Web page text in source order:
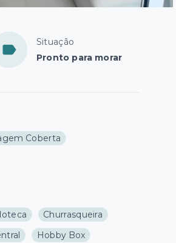
Situação
Pronto para morar
Coberta
Churrasqueira
Hobby Box